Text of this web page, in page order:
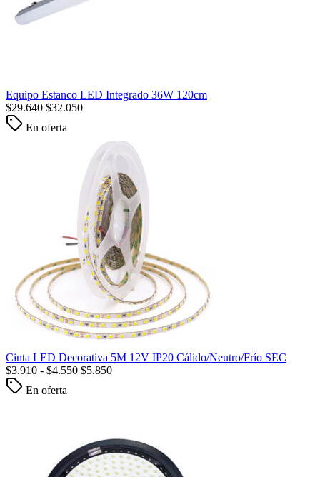
Equipo Estanco LED Integrado 36W 120cm
$29.640 $32.050
En oferta
Cinta LED Decorativa 5M 12V IP20 Cálido/Neutro/Frío SEC
$3.910 - $4.550 $5.850
En oferta